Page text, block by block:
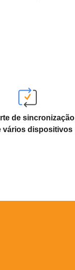
de sincronização
vários dispositivos